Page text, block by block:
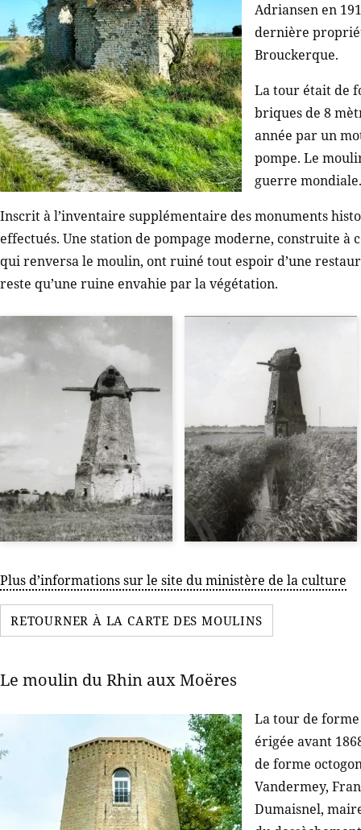
Adriansen en
dernière
Brouckerque.
La tour était de
briques de 8
année par un
pompe. Le
guerre mondiale.
Inscrit à l’inventaire supplémentaire des monuments
effectués. Une station de pompage moderne, construite à
qui renversa le moulin, ont ruiné tout espoir d’une
reste qu’une ruine envahie par la végétation.
Plus d’informations sur le site du ministère de la culture
RETOURNER À LA CARTE DES MOULINS
Le moulin du Rhin aux Moëres
La tour de
érigée avant
de forme
Vandermey,
Dumaisnel,